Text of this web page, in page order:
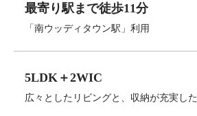
最寄り駅まで徒歩11分
「南ウッディタウン駅」利用
5LDK＋2WIC
広々としたリビングと、収納が充実し